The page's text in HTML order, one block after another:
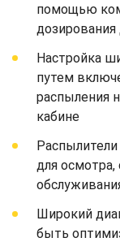
помощью
дозирования
Настройка
путем
распыления
кабине
для осмотра,
Широкий
быть